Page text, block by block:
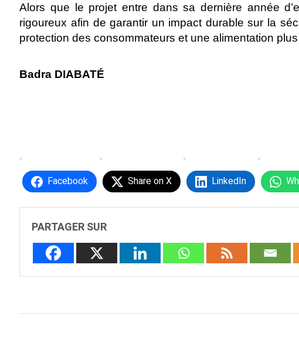
Alors que le projet entre dans sa dernière année
rigoureux afin de garantir un impact durable sur la
protection des consommateurs et une alimentation
Badra DIABATÉ
Facebook Share on X LinkedIn
PARTAGER SUR